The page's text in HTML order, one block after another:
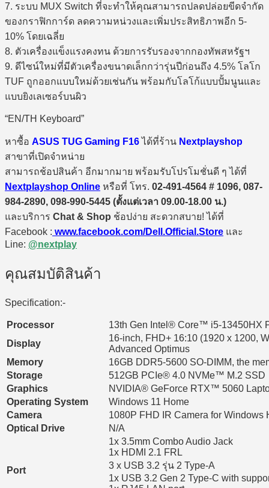
7. ระบบ MUX Switch ที่จะทำให้คุณสามารถปลดปล่อยขีดจำกัด
ของกราฟิกการ์ด ลดความหน่วงและเพิ่มประสิทธิภาพอีก 5-
10% โดยเฉลี่ย
8. ตัวเครื่องแข็งแรงคงทน ด้วยการรับรองจากกองทัพสหรัฐฯ
9. ดีไซน์ใหม่ที่มีตัวเครื่องขนาดเล็กกว่ารุ่นปีก่อนถึง 4.5% โลโก
TUF ถูกออกแบบใหม่ด้วยเช่นกัน พร้อมกับโลโก้แบบปั้มนูนและ
แบบยิงเลเซอร์บนผิว
“EN/TH Keyboard”
หาซื้อ ASUS TUG Gaming F16ได้ที่ร้าน Nextplayshop
สาขาที่เปิดจำหน่าย
สามารถช้อปสินค้า อีกมากมาย พร้อมรับโปรโมชั่นดี ๆ ได้ที่
Nextplayshop Online หรือที่ โทร. 02-491-4564 # 1096, 087-
984-2890, 098-990-5445 (ตั้งแต่เวลา 09.00-18.00 น.)
และบริการ Chat & Shop ช้อปง่าย สะดวกสบาย! ได้ที่
Facebook : www.facebook.com/Dell.Official.Store และ
Line: @nextplay
คุณสมบัติสินค้า
Specification:-
Processor
13th Gen Intel® Core™ i5-13450HX
Display
16-inch, FHD+ 16:10 (1920 x 1200,
Advanced Optimus
Memory
16GB DDR5-5600 SO-DIMM, the
Storage
512GB PCIe® 4.0 NVMe™ M.2 SSD
Graphics
NVIDIA® GeForce RTX™ 5060
Operating System
Windows 11 Home
Camera
1080P FHD IR Camera for Windows
Optical Drive
N/A
Port
1x 3.5mm Combo Audio Jack
1x HDMI 2.1 FRL
3 x USB 3.2 รุ่น 2 Type-A
1x USB 3.2 Gen 2 Type-C with